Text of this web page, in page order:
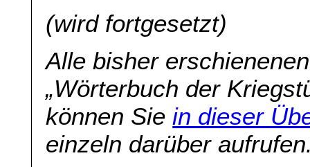
(wird fortgesetzt)
Alle bisher
„Wörterbuch der
können Siein dieser
einzeln darüber